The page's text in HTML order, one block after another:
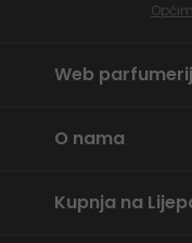
Web
O nama
Kupnja na